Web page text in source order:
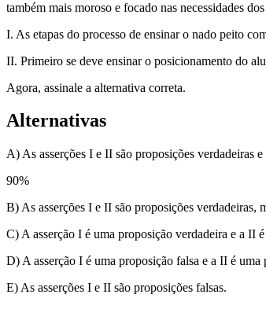
também mais moroso e focado nas necessidades
I. As etapas do processo de ensinar o nado peito
II. Primeiro se deve ensinar o posicionamento do
Agora, assinale a alternativa correta.
Alternativas
A) As asserções I e II são proposições verdadeiras
90%
B) As asserções I e II são proposições verdadeiras,
C) A asserção I é uma proposição verdadeira e a II
D) A asserção I é uma proposição falsa e a II é uma
E) As asserções I e II são proposições falsas.